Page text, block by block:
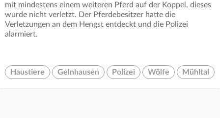
mit mindestens einem weiteren Pferd auf der Koppel, dieses
wurde nicht verletzt. Der Pferdebesitzer hatte die
Verletzungen an dem Hengst entdeckt und die Polizei
alarmiert.
Haustiere Gelnhausen Polizei Wölfe Mühltal